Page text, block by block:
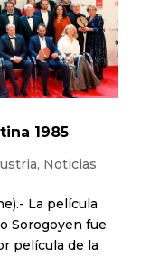
1985
, Noticias
La película
Sorogoyen fue
película de la